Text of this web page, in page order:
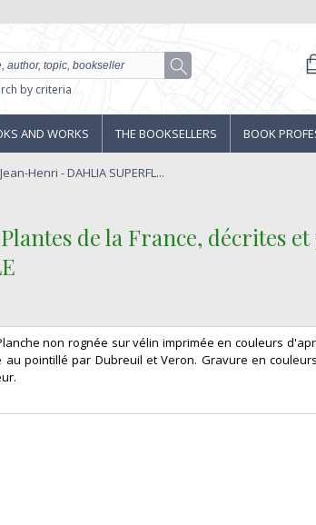
by criteria
AND WORKS THE BOOKSELLERS BOOK
Henri - DAHLIA SUPERFL...
Plantes de la France, décrites
non rognée sur vélin imprimée en couleurs
au pointillé par Dubreuil et Veron. Gravure en